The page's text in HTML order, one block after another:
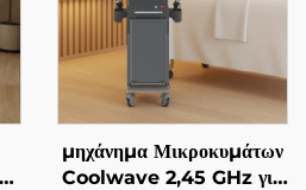
μηχάνημα Μικροκυμάτων
Coolwave 2,45 GHz για